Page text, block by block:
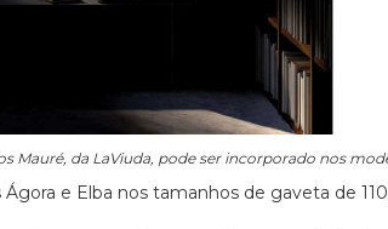
Mauré, da LaViuda, pode ser incorporado nos
e Elba nos tamanhos de gaveta de